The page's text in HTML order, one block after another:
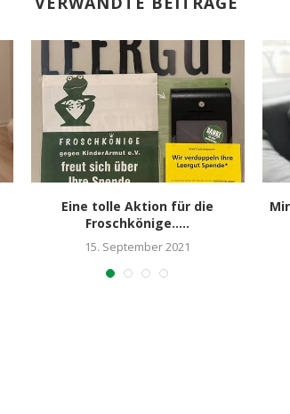
Eine tolle Aktion für die
Froschkönige…..
15. September 2021